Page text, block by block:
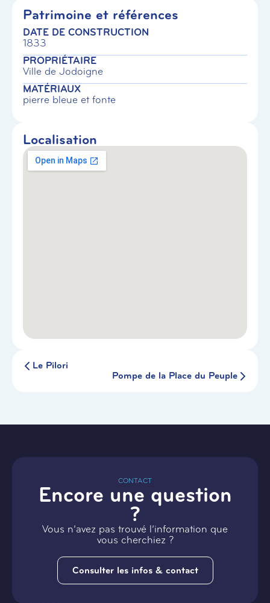
Patrimoine et références
DATE DE CONSTRUCTION
1833
PROPRIÉTAIRE
Ville de Jodoigne
MATÉRIAUX
pierre bleue et fonte
Localisation
Le Pilori
Pompe de la Place du Peuple
CONTACT
Encore une question
?
Vous n’avez pas trouvé l’information que
vous cherchiez ?
Consulter les infos & contact